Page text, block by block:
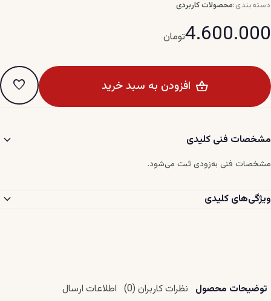
دسته‌بندی:محصولات کاربردی
4.600.000تومان
افزودن به سبد خرید favorite
مشخصات فنی کلیدی expand_more
مشخصات فنی به‌زودی ثبت می‌شود.
ویژگی‌های کلیدی expand_more
توضیحات محصول نظرات کاربران (0) اطلاعات ارسال